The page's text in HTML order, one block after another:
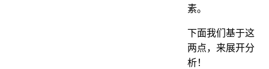
素。
下面我们基于这
两点，来展开分
析！